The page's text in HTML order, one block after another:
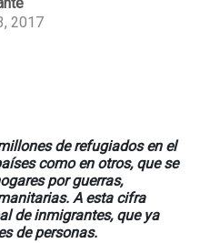
2017
de refugiados en el
como en otros, que se
por guerras,
A esta cifra
de inmigrantes, que ya
de personas.